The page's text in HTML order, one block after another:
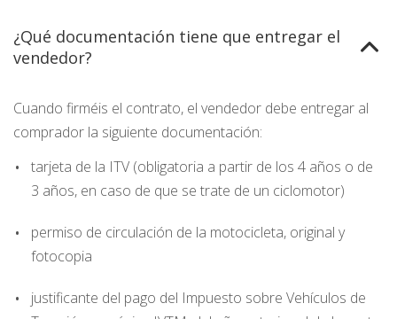
¿Qué documentación tiene que entregar el
vendedor?
Cuando firméis el contrato, el vendedor debe entregar al
comprador la siguiente documentación:
tarjeta de la ITV (obligatoria a partir de los 4 años o de
3 años, en caso de que se trate de un ciclomotor)
permiso de circulación de la motocicleta, original y
fotocopia
justificante del pago del Impuesto sobre Vehículos de